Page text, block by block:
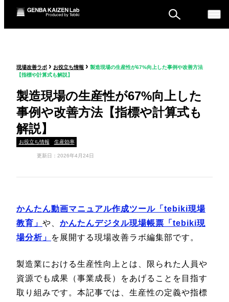
ム
現場改善ラボ › お役立ち情報 › 製造現場の生産性が67%向上した事例や改善方法
【指標や計算式も解説】
製造現場の生産性が67%向上した
事例や改善方法【指標や計算式も
解説】
お役立ち情報 生産効率
更新日：2026年4月24日
かんたん動画マニュアル作成ツール「tebiki現場
教育」 や、 かんたんデジタル現場帳票「tebiki現
場分析」
を展開する現場改善ラボ編集部です。
製造業における生産性向上とは、限られた人員や
資源でも成果（事業成長）をあげることを目指す
取り組みです。本記事では、生産性の定義や指標